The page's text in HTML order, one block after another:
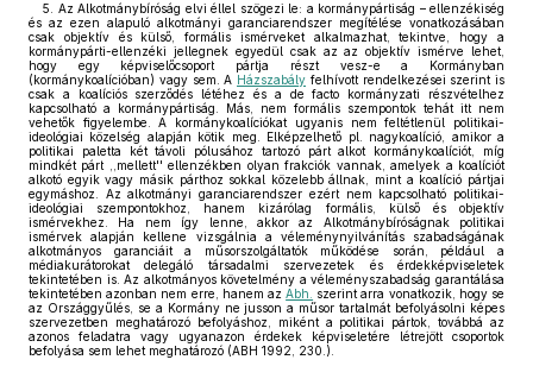
5. Az Alkotmánybíróság elvi éllel szögezi le: a kormánypártiság – ellenzékiség
és az ezen alapuló alkotmányi garanciarendszer megítélése vonatkozásában
csak objektív és külső, formális ismérveket alkalmazhat, tekintve, hogy a
kormánypárti-ellenzéki jellegnek egyedül csak az az objektív ismérve lehet,
hogy egy képviselőcsoport pártja részt vesz-e a Kormányban
(kormánykoalícióban) vagy sem. A Házszabály felhívott rendelkezései szerint is
csak a koalíciós szerződés létéhez és a de facto kormányzati részvételhez
kapcsolható a kormánypártiság. Más, nem formális szempontok tehát itt nem
vehetők figyelembe. A kormánykoalíciókat ugyanis nem feltétlenül politikai-
ideológiai közelség alapján kötik meg. Elképzelhető pl. nagykoalíció, amikor a
politikai paletta két távoli pólusához tartozó párt alkot kormánykoalíciót, míg
mindkét párt ,,mellett'' ellenzékben olyan frakciók vannak, amelyek a koalíciót
alkotó egyik vagy másik párthoz sokkal közelebb állnak, mint a koalíció pártjai
egymáshoz. Az alkotmányi garanciarendszer ezért nem kapcsolható politikai-
ideológiai szempontokhoz, hanem kizárólag formális, külső és objektív
ismérvekhez. Ha nem így lenne, akkor az Alkotmánybíróságnak politikai
ismérvek alapján kellene vizsgálnia a véleménynyilvánítás szabadságának
alkotmányos garanciáit a műsorszolgáltatók működése során, például a
médiakurátorokat delegáló társadalmi szervezetek és érdekképviseletek
tekintetében is. Az alkotmányos követelmény a véleményszabadság garantálása
tekintetében azonban nem erre, hanem azAbh.
szerint arra vonatkozik, hogy se
az Országgyűlés, se a Kormány ne jusson a műsor tartalmát befolyásolni képes
szervezetben meghatározó befolyáshoz, miként a politikai pártok, továbbá az
azonos feladatra vagy ugyanazon érdekek képviseletére létrejött csoportok
befolyása sem lehet meghatározó (ABH 1992, 230.).